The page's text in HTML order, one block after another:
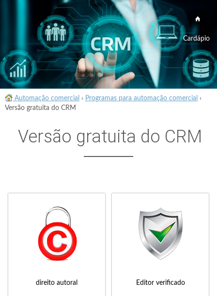
Cardápio
Automação comercial › Programas para automação comercial
›
Versão gratuita do CRM
Versão gratuita do CRM
direito autoral Editor verificado